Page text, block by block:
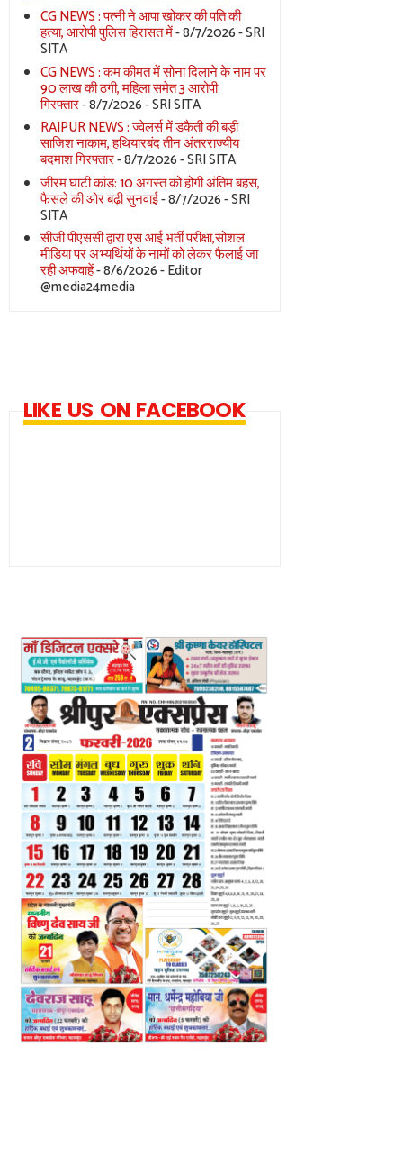
CG NEWS : पत्नी ने आपा खोकर की पति की
हत्या, आरोपी पुलिस हिरासत में- 8/7/2026- SRI
SITA
CG NEWS : कम कीमत में सोना दिलाने के नाम पर
90 लाख की ठगी, महिला समेत 3 आरोपी
गिरफ्तार- 8/7/2026- SRI SITA
RAIPUR NEWS : ज्वेलर्स में डकैती की बड़ी
साजिश नाकाम, हथियारबंद तीन अंतरराज्यीय
बदमाश गिरफ्तार- 8/7/2026- SRI SITA
जीरम घाटी कांड: 10 अगस्त को होगी अंतिम बहस,
फैसले की ओर बढ़ी सुनवाई- 8/7/2026- SRI
SITA
सीजी पीएससी द्वारा एस आई भर्ती परीक्षा,सोशल
मीडिया पर अभ्यर्थियों के नामों को लेकर फैलाई जा
रही अफवाहें- 8/6/2026- Editor
@media24media
LIKE US ON FACEBOOK